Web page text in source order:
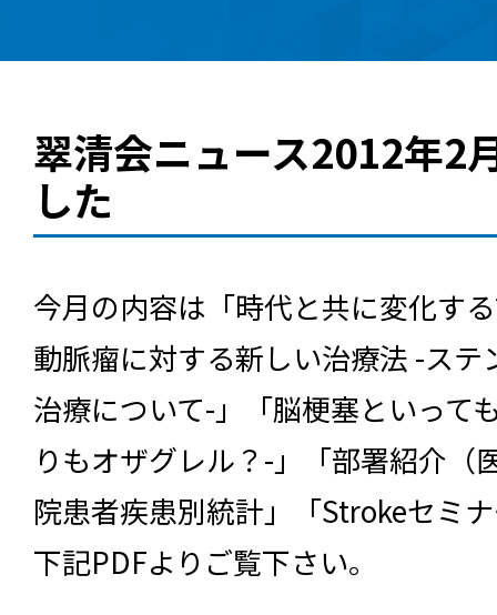
翠清会ニュース2012年2
した
今月の内容は「時代と共に変化す
動脈瘤に対する新しい治療法 -ス
治療について-」「脳梗塞といって
りもオザグレル？-」「部署紹介（
院患者疾患別統計」「Strokeセミ
下記PDFよりご覧下さい。